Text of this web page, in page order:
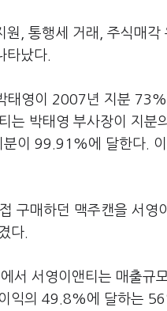
, 통행세 거래, 주식매각
타났다.
태영이 2007년 지분
는 박태영 부사장이 지
이 99.91%에 달한다.
구매하던 맥주캔을 서영
다.
서 서영이앤티는 매출
익의 49.8%에 달하는